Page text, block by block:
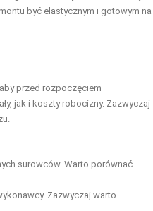
być elastycznym i gotowym na
przed rozpoczęciem
jak i koszty robocizny. Zazwyczaj
surowców. Warto porównać
Zazwyczaj warto